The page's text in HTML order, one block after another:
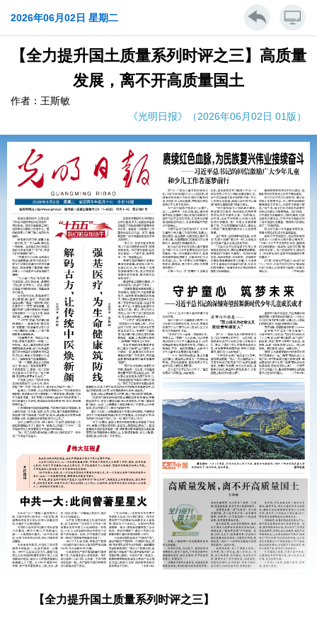
2026年06月02日 星期二
【全力提升国土质量系列时评之三】高质量
发展，离不开高质量国土
作者：王斯敏
《光明日报》（2026年06月02日 01版）
【全力提升国土质量系列时评之三】